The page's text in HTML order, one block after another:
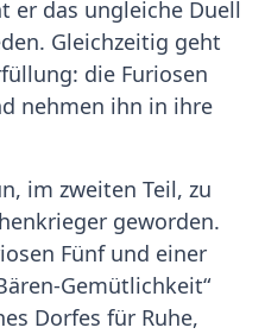
er das ungleiche Duell
Gleichzeitig geht
die Furiosen
nehmen ihn in ihre
im zweiten Teil, zu
geworden.
Fünf und einer
Gemütlichkeit“
Dorfes für Ruhe,